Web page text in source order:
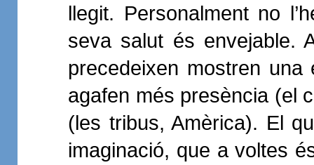
llegit. Personalment no
seva salut és envejable.
precedeixen mostren
agafen més presència (el
(les tribus, Amèrica). El
imaginació, que a voltes